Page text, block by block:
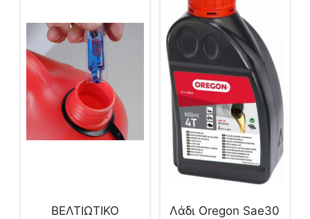
ΒΕΛΤΙΩΤΙΚΟ
Λάδι Oregon Sae30